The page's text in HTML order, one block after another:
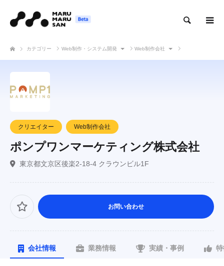
カテゴリー Web制作・システム開発 Web制作会社
クリエイター Web制作会社
ポンプワンマーケティング株式会社
東京都文京区後楽2-18-4 クラウンビル1F
お問い合わせ
会社情報 業務情報 実績・事例